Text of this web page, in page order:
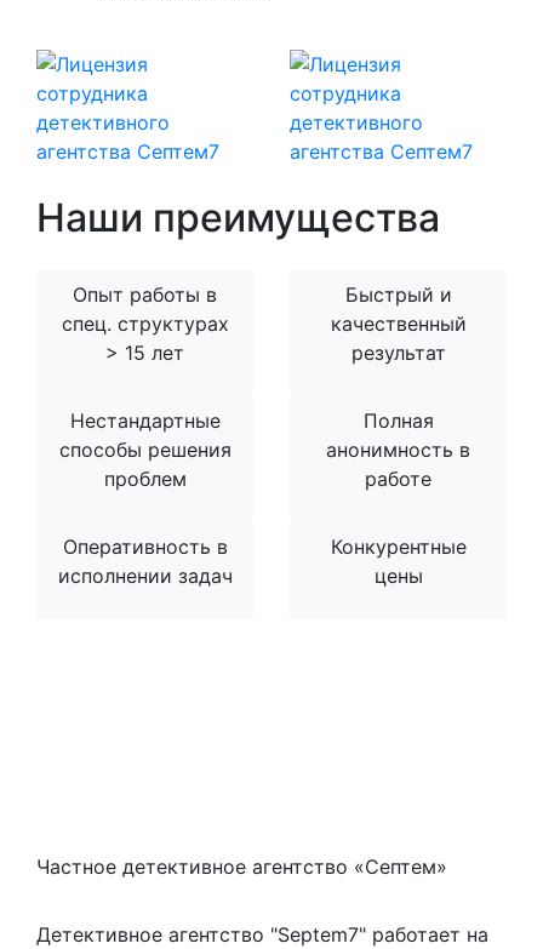
Наши преимущества
Опыт работы в
спец. структурах
> 15 лет
Быстрый и
качественный
результат
Нестандартные
способы решения
проблем
Полная
анонимность в
работе
Оперативность в
исполнении задач
Конкурентные
цены
Частное детективное агентство «Септем»
Детективное агентство "Septem7" работает на